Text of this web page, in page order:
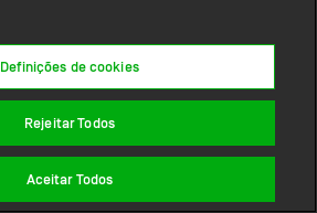
Definições de cookies
Rejeitar Todos
Aceitar Todos